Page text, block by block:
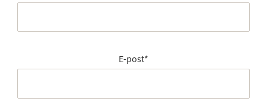
E-post*